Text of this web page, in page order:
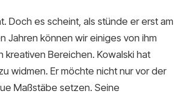
Doch es scheint, als stünde er erst am
Jahren können wir einiges von ihm
Bereichen. Kowalski hat
widmen. Er möchte nicht nur vor der
Maßstäbe setzen. Seine